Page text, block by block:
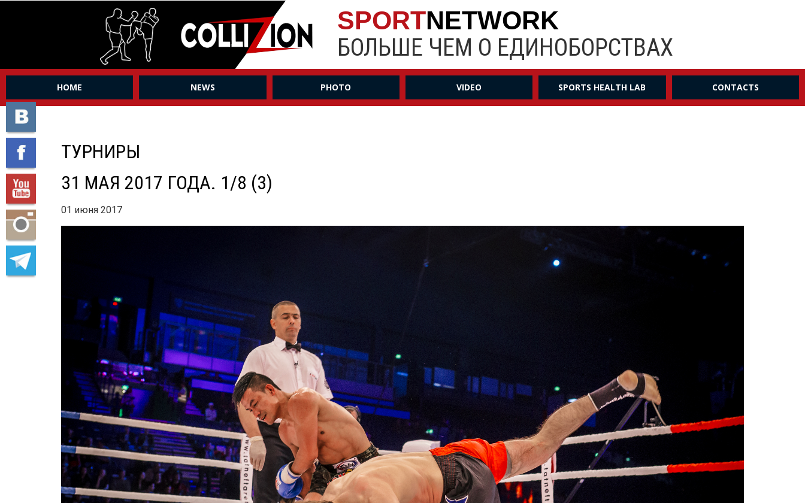
SPORTNETWORK
БОЛЬШЕ ЧЕМ О ЕДИНОБОРСТВАХ
HOME NEWS PHOTO VIDEO SPORTS HEALTH LAB CONTACTS
ТУРНИРЫ
31 МАЯ 2017 ГОДА. 1/8 (3)
01 июня 2017